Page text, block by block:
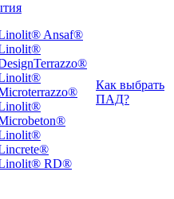
Ansaf®
RD®
Как выбрать
ПАД?